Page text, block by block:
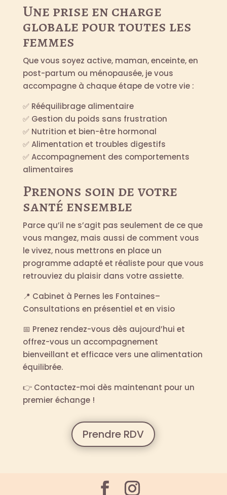
Une prise en charge
globale pour toutes les
femmes
Que vous soyez active, maman, enceinte, en
post-partum ou ménopausée, je vous
accompagne à chaque étape de votre vie :
✅ Rééquilibrage alimentaire
✅ Gestion du poids sans frustration
✅ Nutrition et bien-être hormonal
✅ Alimentation et troubles digestifs
✅ Accompagnement des comportements
alimentaires
Prenons soin de votre
santé ensemble
Parce qu’il ne s’agit pas seulement de ce que
vous mangez, mais aussi de comment vous
le vivez, nous mettrons en place un
programme adapté et réaliste pour que vous
retrouviez du plaisir dans votre assiette.
📍 Cabinet à Pernes les Fontaines–
Consultations en présentiel et en visio
📅 Prenez rendez-vous dès aujourd’hui et
offrez-vous un accompagnement
bienveillant et efficace vers une alimentation
équilibrée.
👉 Contactez-moi dès maintenant pour un
premier échange !
Prendre RDV